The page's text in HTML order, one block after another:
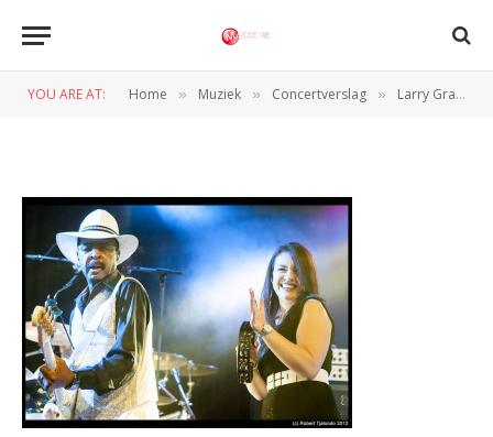
YOU ARE AT: Home » Muziek » Concertverslag » Larry Graham & Graham Central Station (Effenaar, 7-11-2012)
3 Larry Graham Foto; Robert